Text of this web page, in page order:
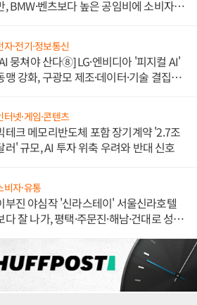
, BMW·벤츠보다 높은 공임비에 소비자
자·전기·정보통신
뭉쳐야 산다⑧] LG·엔비디아 '피지컬 AI'
맹 강화, 구광모 제조·데이터·기술 결집
터넷·게임·콘텐츠
테크 메모리반도체 포함 장기계약 '2.7조
러' 규모, AI 투자 위축 우려와 반대 신호
비자·유통
부진 야심작 '신라스테이' 서울신라호텔
다 잘 나가, 평택·주문진·해남·건대로 성